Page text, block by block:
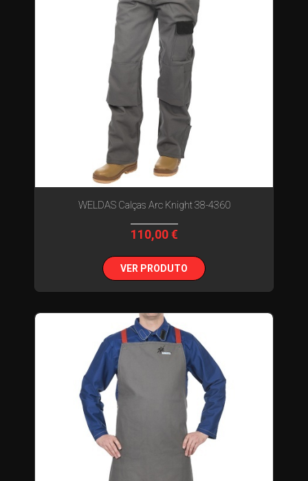
WELDAS Calças Arc Knight 38-4360
110,00 €
VER PRODUTO